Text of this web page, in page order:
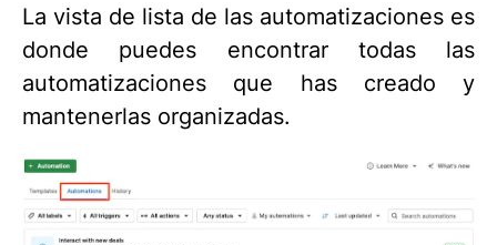
La vista de lista de las automatizaciones es
donde puedes encontrar todas las
automatizaciones que has creado y
mantenerlas organizadas.